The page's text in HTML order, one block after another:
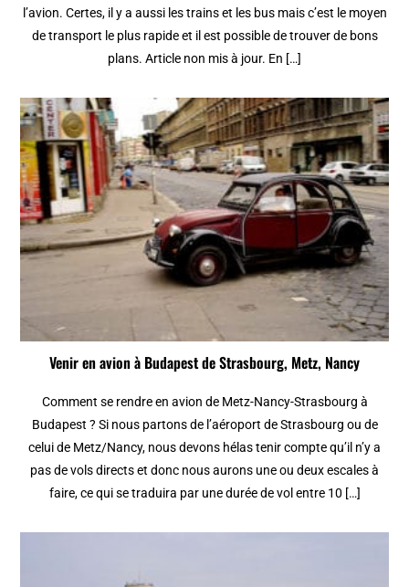
l’avion. Certes, il y a aussi les trains et les bus mais c’est le moyen
de transport le plus rapide et il est possible de trouver de bons
plans. Article non mis à jour. En […]
Venir en avion à Budapest de Strasbourg, Metz, Nancy
Comment se rendre en avion de Metz-Nancy-Strasbourg à
Budapest ? Si nous partons de l’aéroport de Strasbourg ou de
celui de Metz/Nancy, nous devons hélas tenir compte qu’il n’y a
pas de vols directs et donc nous aurons une ou deux escales à
faire, ce qui se traduira par une durée de vol entre 10 […]